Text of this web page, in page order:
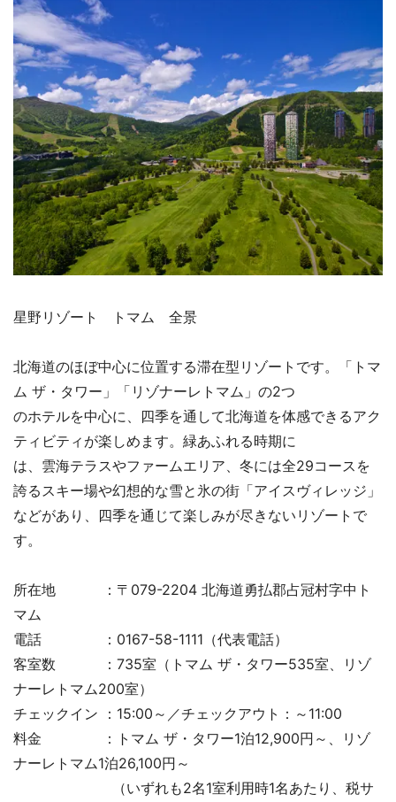
星野リゾート トマム 全景
北海道のほぼ中心に位置する滞在型リゾートです。「トマ
ム ザ・タワー」「リゾナーレトマム」の2つ
のホテルを中心に、四季を通して北海道を体感できるアク
ティビティが楽しめます。緑あふれる時期に
は、雲海テラスやファームエリア、冬には全29コースを
誇るスキー場や幻想的な雪と氷の街「アイスヴィレッジ」
などがあり、四季を通じて楽しみが尽きないリゾートで
す。
所在地 ：〒079-2204 北海道勇払郡占冠村字中ト
マム
電話 ：0167-58-1111（代表電話）
客室数 ：735室（トマム ザ・タワー535室、リゾ
ナーレトマム200室）
チェックイン ：15:00～／チェックアウト：～11:00
料金 ：トマム ザ・タワー1泊12,900円～、リゾ
ナーレトマム1泊26,100円～
（いずれも2名1室利用時1名あたり、税サ